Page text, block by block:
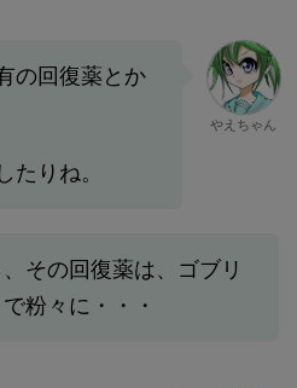
の回復薬とか
たりね。
やえちゃん
その回復薬は、ゴブリ
粉々に・・・